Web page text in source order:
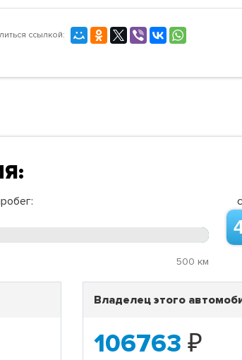
ссылкой:
500 км
Владелец этого
106763 ₽